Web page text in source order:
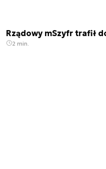
Rządowy mSzyfr trafił
2 min.